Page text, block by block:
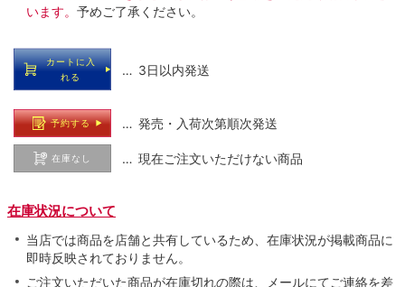
います。 予めご了承ください。
カートに入
れる
… 3日以内発送
予約する … 発売・入荷次第順次発送
在庫なし … 現在ご注文いただけない商品
在庫状況について
当店では商品を店舗と共有しているため、在庫状況が掲載商品に
即時反映されておりません。
ご注文いただいた商品が在庫切れの際は、メールにてご連絡を差